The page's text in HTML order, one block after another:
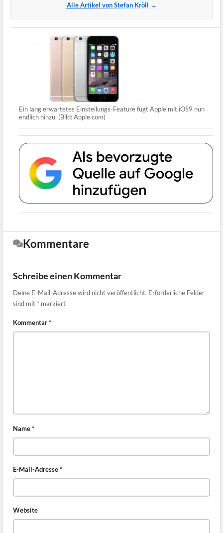
Alle Artikel von Stefan Kröll →
Ein lang erwartetes Einstellungs-Feature fügt Apple mit iOS9 nun
endlich hinzu. (Bild: Apple.com)
Kommentare
Schreibe einen Kommentar
Deine E-Mail-Adresse wird nicht veröffentlicht. Erforderliche Felder
sind mit * markiert
Kommentar*
Name*
E-Mail-Adresse*
Website